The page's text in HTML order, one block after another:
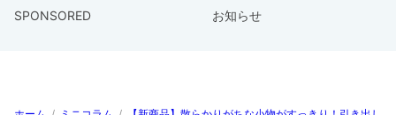
SPONSORED お知らせ